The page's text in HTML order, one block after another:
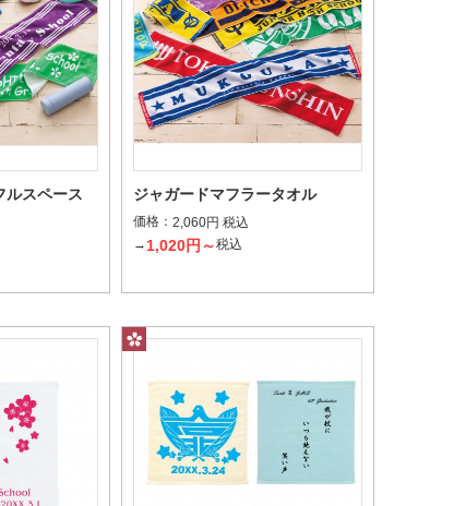
ルスペース
ジャガードマフラータオル
価格： 2,060円 税込
→ 1,020円～税込